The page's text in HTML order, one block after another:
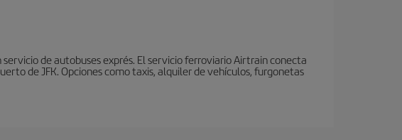
de autobuses exprés. El servicio ferroviario Airtrain conecta
de JFK. Opciones como taxis, alquiler de vehículos, furgonetas